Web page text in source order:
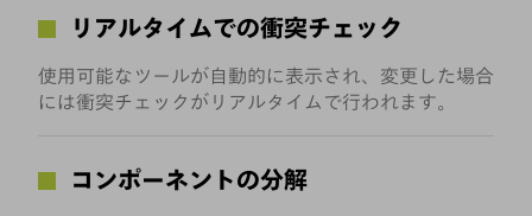
リアルタイムでの衝突チェック
使用可能なツールが自動的に表示され、変更した場合
には衝突チェックがリアルタイムで行われます。
コンポーネントの分解